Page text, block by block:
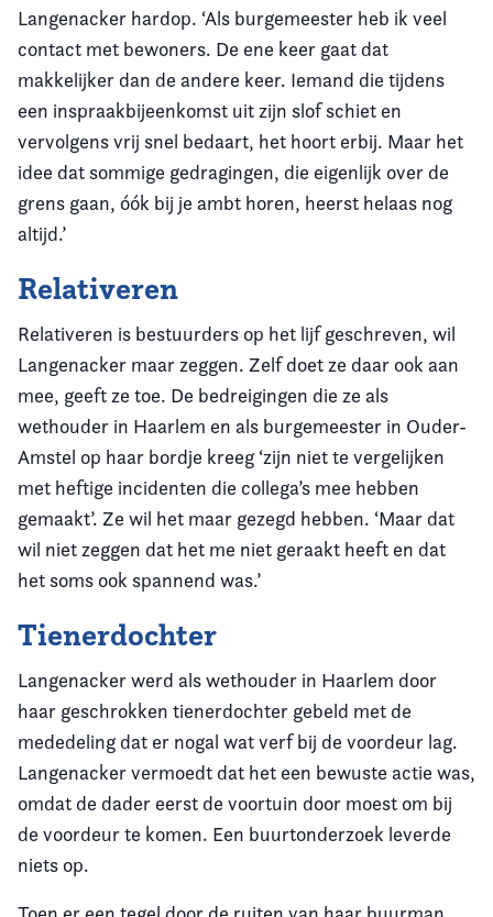
Langenacker hardop. ‘Als burgemeester heb ik veel
contact met bewoners. De ene keer gaat dat
makkelijker dan de andere keer. Iemand die tijdens
een inspraakbijeenkomst uit zijn slof schiet en
vervolgens vrij snel bedaart, het hoort erbij. Maar het
idee dat sommige gedragingen, die eigenlijk over de
grens gaan, óók bij je ambt horen, heerst helaas nog
altijd.’
Relativeren
Relativeren is bestuurders op het lijf geschreven, wil
Langenacker maar zeggen. Zelf doet ze daar ook aan
mee, geeft ze toe. De bedreigingen die ze als
wethouder in Haarlem en als burgemeester in Ouder-
Amstel op haar bordje kreeg ‘zijn niet te vergelijken
met heftige incidenten die collega’s mee hebben
gemaakt’. Ze wil het maar gezegd hebben. ‘Maar dat
wil niet zeggen dat het me niet geraakt heeft en dat
het soms ook spannend was.’
Tienerdochter
Langenacker werd als wethouder in Haarlem door
haar geschrokken tienerdochter gebeld met de
mededeling dat er nogal wat verf bij de voordeur lag.
Langenacker vermoedt dat het een bewuste actie was,
omdat de dader eerst de voortuin door moest om bij
de voordeur te komen. Een buurtonderzoek leverde
niets op.